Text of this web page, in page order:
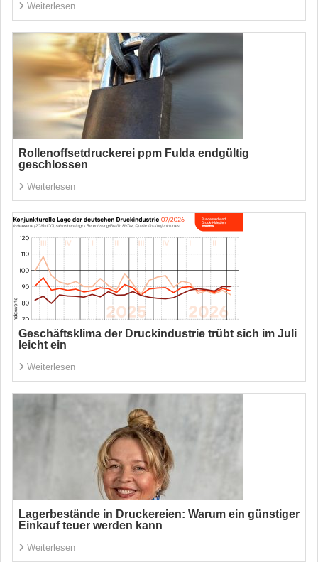
Weiterlesen
Rollenoffsetdruckerei ppm Fulda endgültig
geschlossen
Weiterlesen
Geschäftsklima der Druckindustrie trübt sich im Juli
leicht ein
Weiterlesen
Lagerbestände in Druckereien: Warum ein günstiger
Einkauf teuer werden kann
Weiterlesen